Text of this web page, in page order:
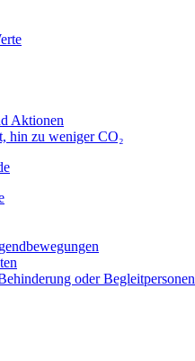
Aktionen
hin zu weniger CO₂
oder Begleitpersonen